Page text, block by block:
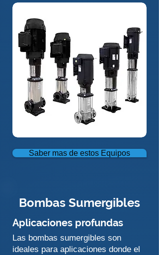
Saber mas de estos Equipos
Bombas Sumergibles
Aplicaciones profundas
Las bombas sumergibles son
ideales para aplicaciones donde el